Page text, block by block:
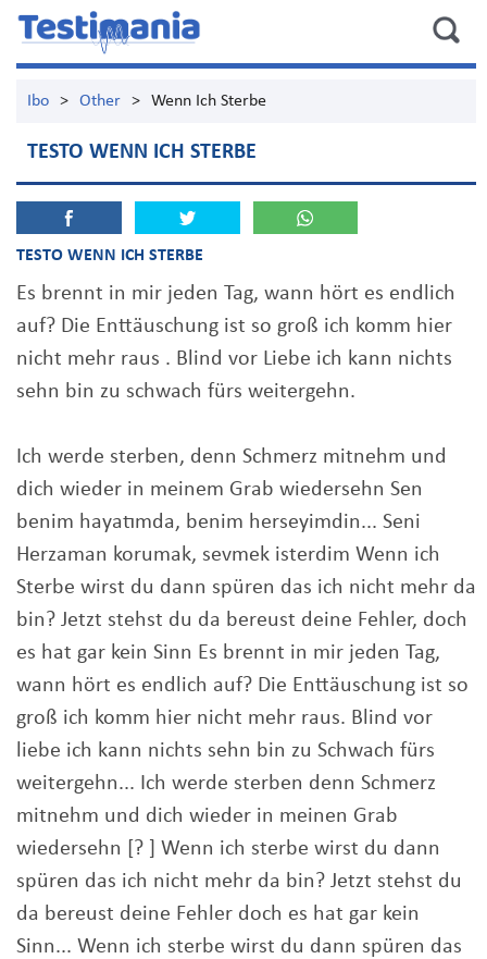
Ibo > Other > Wenn Ich Sterbe
TESTO WENN ICH STERBE
TESTO WENN ICH STERBE
Es brennt in mir jeden Tag, wann hört es endlich
auf? Die Enttäuschung ist so groß ich komm hier
nicht mehr raus . Blind vor Liebe ich kann nichts
sehn bin zu schwach fürs weitergehn.
Ich werde sterben, denn Schmerz mitnehm und
dich wieder in meinem Grab wiedersehn Sen
benim hayatımda, benim herseyimdin... Seni
Herzaman korumak, sevmek isterdim Wenn ich
Sterbe wirst du dann spüren das ich nicht mehr da
bin? Jetzt stehst du da bereust deine Fehler, doch
es hat gar kein Sinn Es brennt in mir jeden Tag,
wann hört es endlich auf? Die Enttäuschung ist so
groß ich komm hier nicht mehr raus. Blind vor
liebe ich kann nichts sehn bin zu Schwach fürs
weitergehn... Ich werde sterben denn Schmerz
mitnehm und dich wieder in meinen Grab
wiedersehn [? ] Wenn ich sterbe wirst du dann
spüren das ich nicht mehr da bin? Jetzt stehst du
da bereust deine Fehler doch es hat gar kein
Sinn... Wenn ich sterbe wirst du dann spüren das